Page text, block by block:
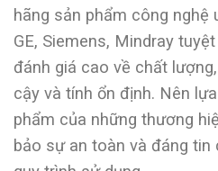
hãng sản phẩm công nghệ
GE, Siemens, Mindray
đánh giá cao về chất
cậy và tính ổn định. Nên
phẩm của những thương
bảo sự an toàn và đáng tin